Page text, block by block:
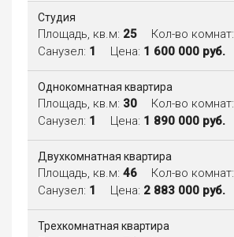
Студия
Площадь, кв.м: 25 Кол-во комнат:
Санузел: 1 Цена: 1 600 000 руб.
Однокомнатная квартира
Площадь, кв.м: 30 Кол-во комнат:
Санузел: 1 Цена: 1 890 000 руб.
Двухкомнатная квартира
Площадь, кв.м: 46 Кол-во комнат:
Санузел: 1 Цена: 2 883 000 руб.
Трехкомнатная квартира